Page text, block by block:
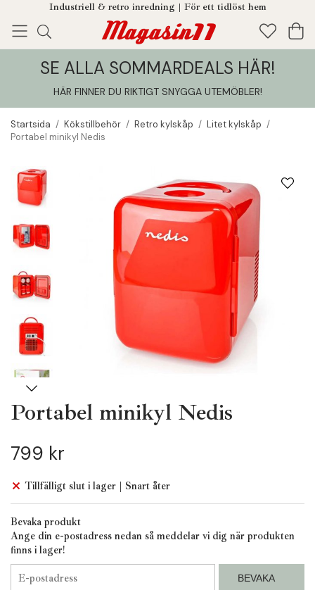
Industriell & retro inredning | För ett tidlöst hem
Enjoy! Tillagt i din varukorg
SE ALLA SOMMARDEALS HÄR!
HÄR FINNER DU RIKTIGT SNYGGA UTEMÖBLER!
Startsida / Kökstillbehör / Retro kylskåp / Litet kylskåp /
Portabel minikyl Nedis
Portabel minikyl Nedis
799 kr
Tillfälligt slut i lager | Snart åter
Bevaka produkt
Ange din e-postadress nedan så meddelar vi dig när produkten
finns i lager!
BEVAKA